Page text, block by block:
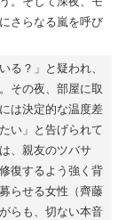
さらなる嵐を呼び
る？」と疑われ、
その夜、部屋に取
は決定的な温度差
い」と告げられて
、親友のツバサ
復するよう強く背
らせる女性（齊藤
らも、切ない本音